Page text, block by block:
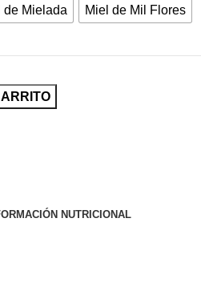
de Mielada
Miel de Mil Flores
NUTRICIONAL